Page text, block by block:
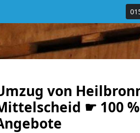
von
☛ 100